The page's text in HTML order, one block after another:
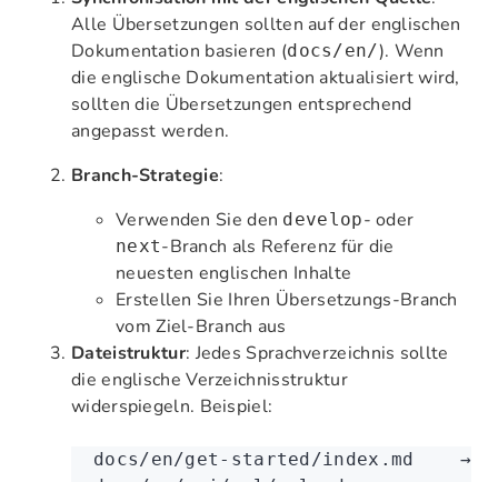
Alle Übersetzungen sollten auf der englischen
Dokumentation basieren (docs/en/). Wenn
die englische Dokumentation aktualisiert wird,
sollten die Übersetzungen entsprechend
angepasst werden.
Branch-Strategie:
Verwenden Sie den develop- oder
next-Branch als Referenz für die
neuesten englischen Inhalte
Erstellen Sie Ihren Übersetzungs-Branch
vom Ziel-Branch aus
Dateistruktur: Jedes Sprachverzeichnis sollte
die englische Verzeichnisstruktur
widerspiegeln. Beispiel:
docs/en/get-started/index.md    →